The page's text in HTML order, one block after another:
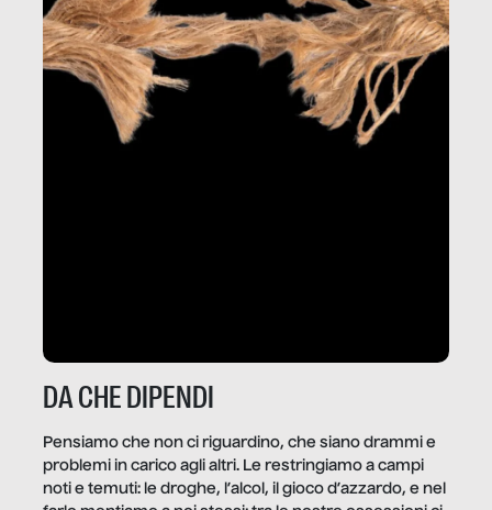
DA CHE DIPENDI
Pensiamo che non ci riguardino, che siano drammi e
problemi in carico agli altri. Le restringiamo a campi
noti e temuti: le droghe, l’alcol, il gioco d’azzardo, e nel